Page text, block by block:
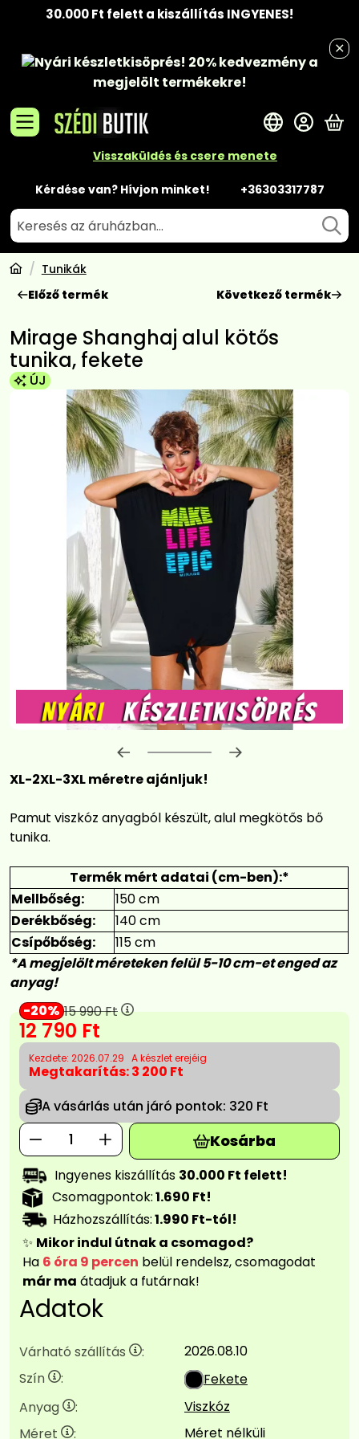
30.000 Ft felett a kiszállítás INGYENES!
Nyári készletkisöprés! 20% kedvezménya
megjelölt termékekre!
Visszaküldés és csere menete
Kérdése van? Hívjon minket! +36303317787
A
Tunikák
Előző termék
Következő termék
Mirage Shanghaj alul kötős
tunika, fekete
ÚJ
Előrehaladás:
XL-2XL-3XL méretre ajánljuk!
Pamut viszkóz anyagból készült, alul megkötős bő
tunika.
Termék mért adatai (cm-ben):*
Mellbőség:
150 cm
Derékbőség:
140 cm
Csípőbőség:
115 cm
*A megjelölt méreteken felül 5-10 cm-et enged az
anyag!
20
15 990Ft
12 790 Ft
Kezdete: 2026.07.29 A készlet erejéig
Megtakarítás:3 200 Ft
A vásárlás után járó pontok: 320 Ft
Kosárba
Ingyenes kiszállítás 30.000 Ft felett!
Csomagpontok:1.690 Ft!
Házhozszállítás:1.990 Ft-tól!
✨ Mikor indul útnak a csomagod?
Ha 6 óra 9 percen belül rendelsz, csomagodat
már ma átadjuk a futárnak!
Adatok
Várható szállítás :
2026.08.10
Szín
:
Fekete
Anyag
:
Viszkóz
Méret
: Méret nélküli